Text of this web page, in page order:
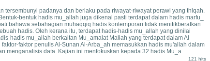
padanya dan berlaku pada riwayat-riwayat perawi yang thiqah.
bentuk hadis mu_allah juga dikenal pasti terdapat dalam hadis marfu_
bahawa sebahagian muhaqqiq hadis kontemporari tidak menitikberatkan
hadis. Oleh kerana itu, terdapat hadis-hadis mu_allah yang dinilai
hadis mu_allah berkaitan Mu_amalat Maliah yang terdapat dalam Al-
faktor penulis Al-Sunan Al-Arba_ah memasukkan hadis mu'allah dalam
menganalisis data. Kajian ini menfokuskan kepada 32 hadis Mu_a.....
121 hits